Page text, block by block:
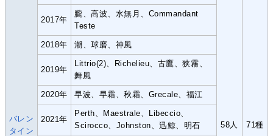
バレン
タイン
58人 71種
2017年
朧、高波、水無月、Commandant
Teste
2018年 潮、球磨、神風
2019年
Littrio(2)、Richelieu、古鷹、狭霧、
舞風
2020年 早波、早霜、秋霜、Grecale、福江
2021年
Perth、Maestrale、Libeccio、
Scirocco、Johnston、迅鯨、明石